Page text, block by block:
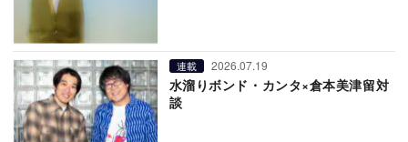
連載 2026.07.19
水溜りボンド・カンタ×倉本美津留対
談